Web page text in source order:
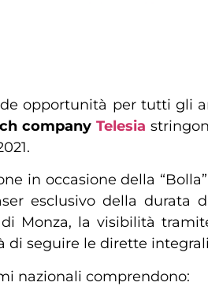
opportunità per tutti gli
company Telesia
in occasione della
esclusivo della durata
di Monza, la visibilità
di seguire le dirette
nazionali comprendono: